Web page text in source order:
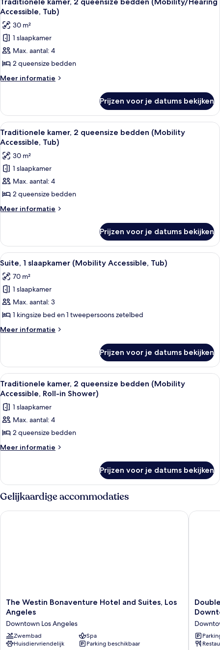
laden
bed
Accessible,
Roll-
in
Shower)
foto's
voor
Traditionele
kamer,
2
queensize
bedden
Tub)
laden
Accessible, Tub)
30 m²
1 slaapkamer
Max. aantal: 4
2 queensize bedden
Meer informatie
Meer
kamer,
queensize
bedden
(Mobility/Hearing
Accessible,
Tub)
Prijzen voor je datums bekijken
Alle
foto's
voor
Traditionele
kamer,
2
queensize
bedden
Tub)
laden
Een hotelkamer met een bed, een
2
Traditionele kamer, 2 queensize bedden (Mobility
Accessible, Tub)
30 m²
1 slaapkamer
Max. aantal: 4
2 queensize bedden
Meer informatie
Meer
kamer,
queensize
(Mobility
Accessible,
Prijzen voor je datums bekijken
Alle
foto's
voor
Suite,
1
slaapkamer
(Mobility
Accessible,
laden
Een moderne hotelkamer met een
7
Suite, 1 slaapkamer (Mobility Accessible, Tub)
70 m²
1 slaapkamer
Max. aantal: 3
1 kingsize bed en 1 tweepersoons zetelbed
Meer informatie
Meer
1
slaapkamer
(Mobility
Accessible,
Prijzen voor je datums bekijken
Alle
foto's
voor
Traditionele
kamer,
2
queensize
Accessible,
Roll-
in
Shower)
Een hotelkamer met een bed, een
3
Traditionele kamer, 2 queensize bedden (Mobility
Accessible, Roll-in Shower)
1 slaapkamer
Max. aantal: 4
2 queensize bedden
Meer informatie
Meer
kamer,
queensize
(Mobility
Prijzen voor je datums bekijken
Gelijkaardige accommodaties
The
Westin
Bonaventure
Hotel
and
Suites,
The Westin Bonaventure Hotel and Suites, Los
Angeles
Downtown Los Angeles
Zwembad
Spa
Huisdiervriendelijk
Parking beschikbaar
The Westin Bonaventure Hotel and Suites, Los Angeles
by
Hotel
Los
Angeles